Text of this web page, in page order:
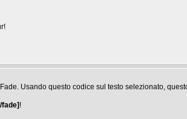
!
Usando questo codice sul testo selezionato,
fade] !